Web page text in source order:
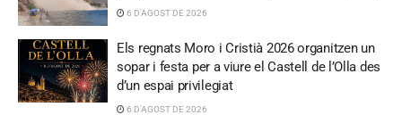
6 D'AGOST DE 2026
Els regnats Moro i Cristià 2026 organitzen un
sopar i festa per a viure el Castell de l’Olla des
d’un espai privilegiat
6 D'AGOST DE 2026